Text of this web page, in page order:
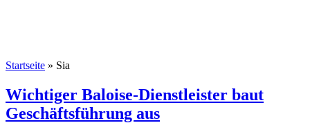
Startseite » Sia
Wichtiger Baloise-Dienstleister baut
Geschäftsführung aus